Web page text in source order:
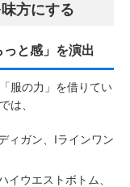
方にする
と感」を演出
服の力」を借りてい
は、
ィガン、Iラインワン
イウエストボトム、